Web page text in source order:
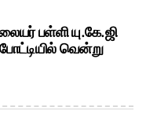
பள்ளி யு.கே.ஜி
வென்று